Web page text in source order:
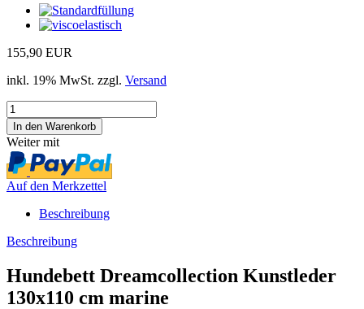
155,90 EUR
inkl. 19% MwSt. zzgl. Versand
Weiter mit
Auf den Merkzettel
Beschreibung
Beschreibung
Hundebett Dreamcollection Kunstleder
130x110 cm marine